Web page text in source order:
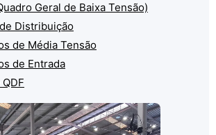
Geral de Baixa Tensão)
Distribuição
de Média Tensão
de Entrada